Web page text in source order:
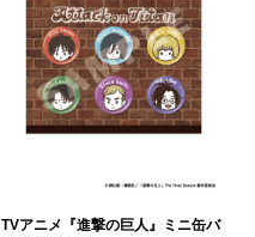
TVアニメ『進撃の巨人』ミニ缶バ